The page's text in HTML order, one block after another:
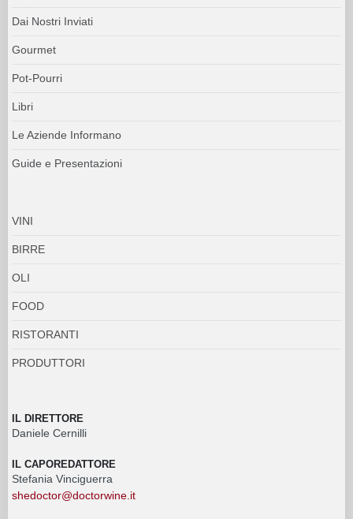
Dai Nostri Inviati
Gourmet
Pot-Pourri
Libri
Le Aziende Informano
Guide e Presentazioni
VINI
BIRRE
OLI
FOOD
RISTORANTI
PRODUTTORI
IL DIRETTORE
Daniele Cernilli
IL CAPOREDATTORE
Stefania Vinciguerra
shedoctor@doctorwine.it